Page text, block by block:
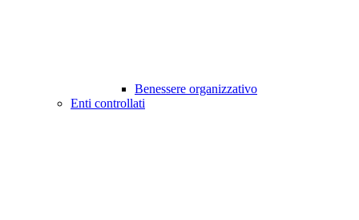
Benessere organizzativo
Enti controllati